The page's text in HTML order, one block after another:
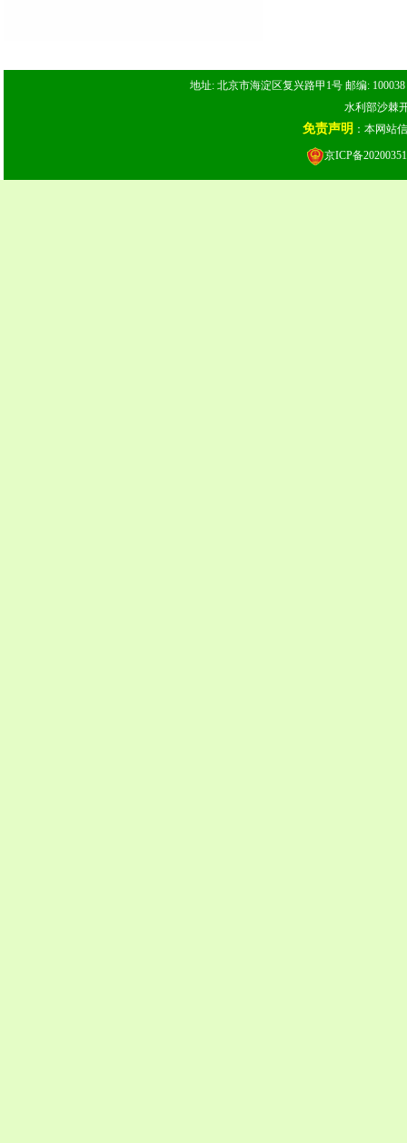
地址: 北京市海淀区复兴路甲1号 邮编:
水利部沙棘
免责声明 ：本网站
京ICP备